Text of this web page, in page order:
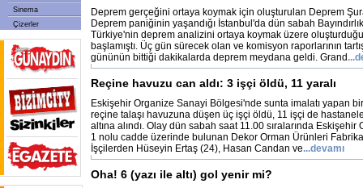
Sinema
Çizerler
Deprem gerçeğini ortaya koymak için oluşturulan Deprem
Deprem paniğinin yaşandığı İstanbul'da dün sabah
Türkiye'nin deprem analizini ortaya koymak üzere
başlamıştı. Üç gün sürecek olan ve komisyon raporlarının
gününün bittiği dakikalarda deprem meydana geldi. Grand
Reçine havuzu can aldı: 3 işçi öldü, 11 yaralı
Eskişehir Organize Sanayi Bölgesi'nde sunta imalatı yapan
reçine talaşı havuzuna düşen üç işçi öldü, 11 işçi de
altına alındı. Olay dün sabah saat 11.00 sıralarında
1 nolu cadde üzerinde bulunan Dekor Orman Ürünleri
İşçilerden Hüseyin Ertaş (24), Hasan Candan ve...devamı
Oha! 6 (yazı ile altı) gol yenir mi?